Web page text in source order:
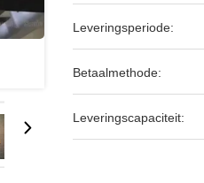
Leveringsperiode:
Betaalmethode:
Leveringscapaciteit: